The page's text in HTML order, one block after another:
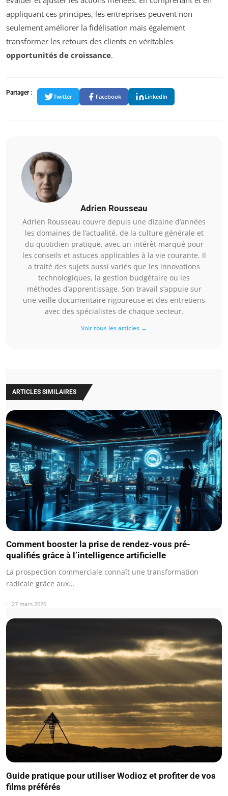
appliquant ces principes, les entreprises peuvent non
seulement améliorer la fidélisation mais également
transformer les retours des clients en véritables
opportunités de croissance.
Partager :
Twitter Facebook LinkedIn
Adrien Rousseau
Adrien Rousseau couvre depuis une dizaine d’années
les domaines de l’actualité, de la culture générale et
du quotidien pratique, avec un intérêt marqué pour
les conseils et astuces applicables à la vie courante. Il
a traité des sujets aussi variés que les innovations
technologiques, la gestion budgétaire ou les
méthodes d’apprentissage. Son travail s’appuie sur
une veille documentaire rigoureuse et des entretiens
avec des spécialistes de chaque secteur.
Voir tous les articles →
ARTICLES SIMILAIRES
Comment booster la prise de rendez-vous pré-
qualifiés grâce à l’intelligence artificielle
La prospection commerciale connaît une transformation
radicale grâce aux…
27 mars 2026
Guide pratique pour utiliser Wodioz et profiter de vos
films préférés